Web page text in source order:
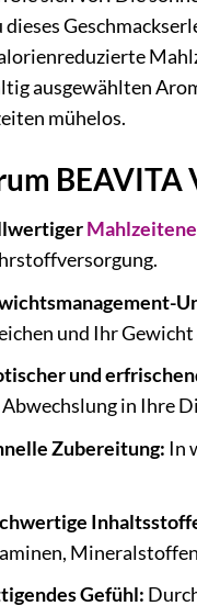
dieses
ausgewählten
mühelos.
BEAVITA
und Ihr
und
in Ihre
Zubereitung: In
Gefühl: